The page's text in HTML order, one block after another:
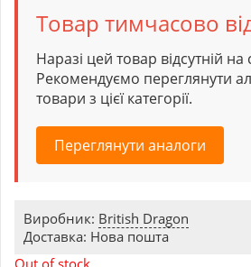
Товар тимчасово
Наразі цей товар відсутній на
Рекомендуємо переглянути
товари з цієї категорії.
Переглянути аналоги
Виробник: British Dragon
Доставка: Нова пошта
Out of stock